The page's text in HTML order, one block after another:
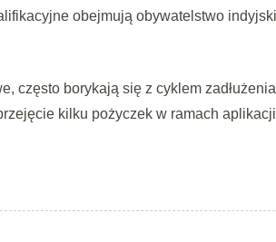
obejmują obywatelstwo
często borykają się z cyklem
kilku pożyczek w ramach